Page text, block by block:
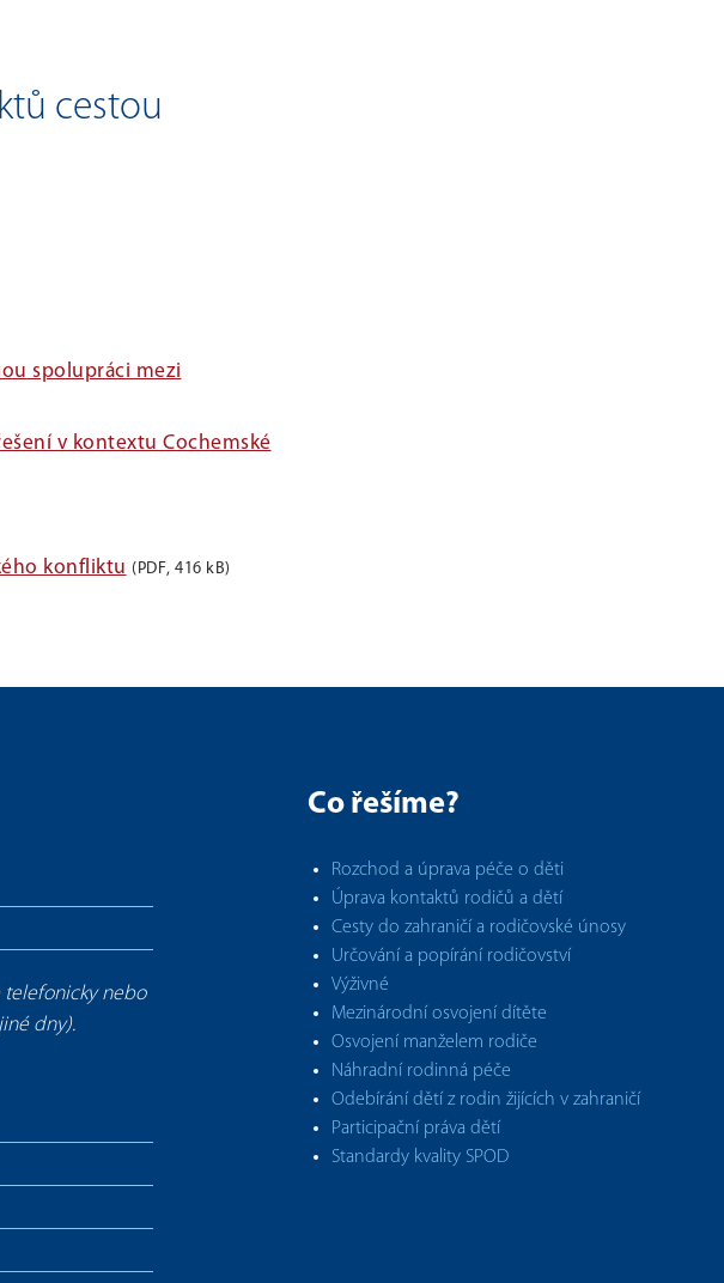
cestou
spolupráci mezi
v kontextu Cochemské
konfliktu (PDF, 416 kB)
telefonicky nebo
dny).
Co řešíme?
Rozchod a úprava péče o děti
Úprava kontaktů rodičů a dětí
Cesty do zahraničí a rodičovské únosy
Určování a popírání rodičovství
Výživné
Mezinárodní osvojení dítěte
Osvojení manželem rodiče
Náhradní rodinná péče
Odebírání dětí z rodin žijících v zahraničí
Participační práva dětí
Standardy kvality SPOD